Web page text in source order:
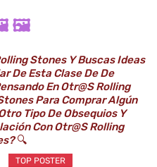
🖼️
Stones Y Buscas Ideas
De Esta Clase De De
En Otr@s Rolling
Para Comprar Algún
Tipo De Obsequios Y
Con Otr@s Rolling
🔍
TOP POSTER